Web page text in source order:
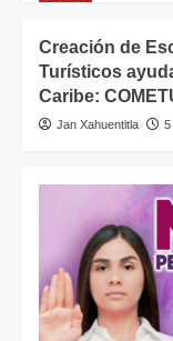
Creación de
Turísticos
Caribe:
Jan Xahuentitla 5